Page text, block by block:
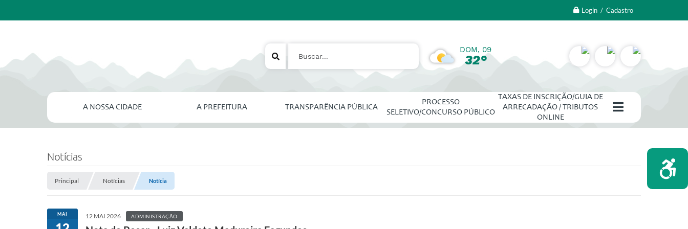
Login / Cadastro
DOM, 09
32°
A NOSSA CIDADE A PREFEITURA TRANSPARÊNCIA PÚBLICA
PROCESSO
SELETIVO/CONCURSO PÚBLICO
TAXAS DE INSCRIÇÃO/GUIA DE
ARRECADAÇÃO / TRIBUTOS
ONLINE
Notícias
Principal Notícias Notícia
MAI 12 MAI 2026 ADMINISTRAÇÃO